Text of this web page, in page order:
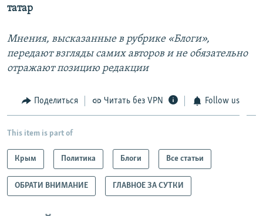
татар
Мнения, высказанные в рубрике «Блоги»,
передают взгляды самих авторов и не обязательно
отражают позицию редакции
Поделиться Читать без VPN Follow us
This item is part of
Крым Политика Блоги Все статьи
ОБРАТИ ВНИМАНИЕ ГЛАВНОЕ ЗА СУТКИ